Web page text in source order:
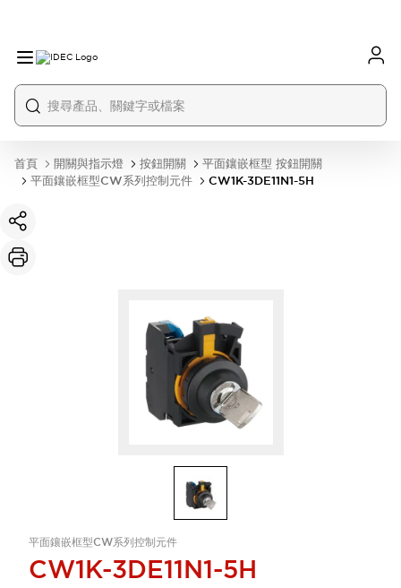
首頁 開關與指示燈 按鈕開關
平面鑲嵌框型 按鈕開關
平面鑲嵌框型CW系列控制元件
CW1K-3DE11N1-5H
平面鑲嵌框型CW系列控制元件
CW1K-3DE11N1-5H